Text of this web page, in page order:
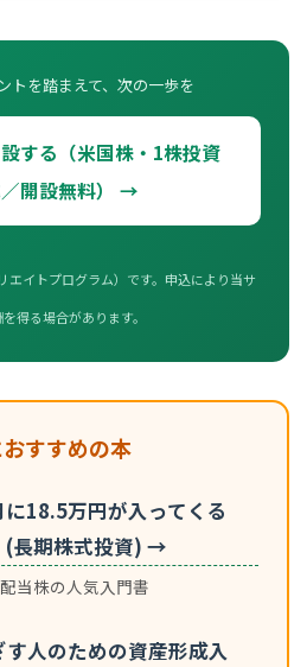
トを踏まえて、次の一歩を
する（米国株・1株投資
開設無料） →
イトプログラム）です。申込により当サ
得る場合があります。
すすめの本
に18.5万円が入ってくる
(長期株式投資) →
当株の人気入門書
す人のための資産形成入